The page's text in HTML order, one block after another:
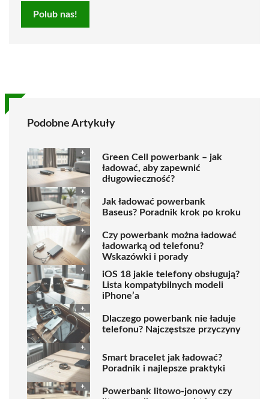
Polub nas!
Podobne Artykuły
Green Cell powerbank – jak
ładować, aby zapewnić
długowieczność?
Jak ładować powerbank
Baseus? Poradnik krok po kroku
Czy powerbank można ładować
ładowarką od telefonu?
Wskazówki i porady
iOS 18 jakie telefony obsługują?
Lista kompatybilnych modeli
iPhone’a
Dlaczego powerbank nie ładuje
telefonu? Najczęstsze przyczyny
Smart bracelet jak ładować?
Poradnik i najlepsze praktyki
Powerbank litowo-jonowy czy